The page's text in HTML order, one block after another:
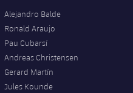
Alejandro Balde
Ronald Araujo
Pau Cubarsí
Andreas Christensen
Gerard Martín
Jules Kounde